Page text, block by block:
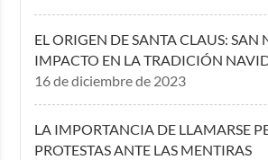
EL ORIGEN DE SANTA CLAUS: SAN
IMPACTO EN LA TRADICIÓN
16 de diciembre de 2023
LA IMPORTANCIA DE LLAMARSE
PROTESTAS ANTE LAS MENTIRAS